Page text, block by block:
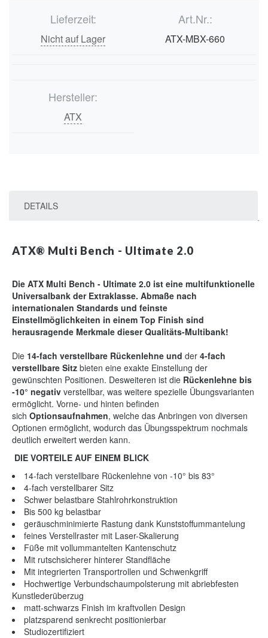
Lieferzeit:
Nicht auf Lager
Art.Nr.:
ATX-MBX-660
Hersteller:
ATX
DETAILS
ATX® Multi Bench - Ultimate 2.0
Die ATX Multi Bench - Ultimate 2.0 ist eine multifunktionelle
Universalbank der Extraklasse. Abmaße nach
internationalen Standards und feinste
Einstellmöglichkeiten in einem Top Finish sind
herausragende Merkmale dieser Qualitäts-Multibank!
Die 14-fach verstellbare Rückenlehne und der 4-fach
verstellbare Sitz bieten eine exakte Einstellung der
gewünschten Positionen. Desweiteren ist die Rückenlehne bis
-10° negativ verstellbar, was weitere spezielle Übungsvarianten
ermöglicht. Vorne- und hinten befinden
sich Optionsaufnahmen, welche das Anbringen von diversen
Optionen ermöglicht, wodurch das Übungsspektrum nochmals
deutlich erweitert werden kann.
DIE VORTEILE AUF EINEM BLICK
14-fach verstellbare Rückenlehne von -10° bis 83°
4-fach verstellbarer Sitz
Schwer belastbare Stahlrohrkonstruktion
Bis 500 kg belastbar
geräuschminimierte Rastung dank Kunststoffummantelung
feines Verstellraster mit Laser-Skalierung
Füße mit vollummantelten Kantenschutz
Mit rutschsicherer hinterer Standfläche
Mit integrierten Transportrollen und Schwenkgriff
Hochwertige Verbundschaumpolsterung mit abriebfesten
Kunstlederüberzug
matt-schwarzs Finish im kraftvollen Design
platzsparend senkrecht positionierbar
Studiozertifiziert